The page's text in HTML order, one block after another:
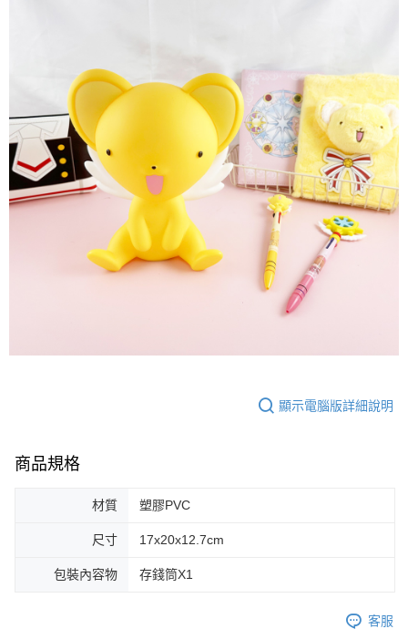
顯示電腦版詳細說明
商品規格
材質 塑膠PVC
尺寸 17x20x12.7cm
包裝內容物 存錢筒X1
客服